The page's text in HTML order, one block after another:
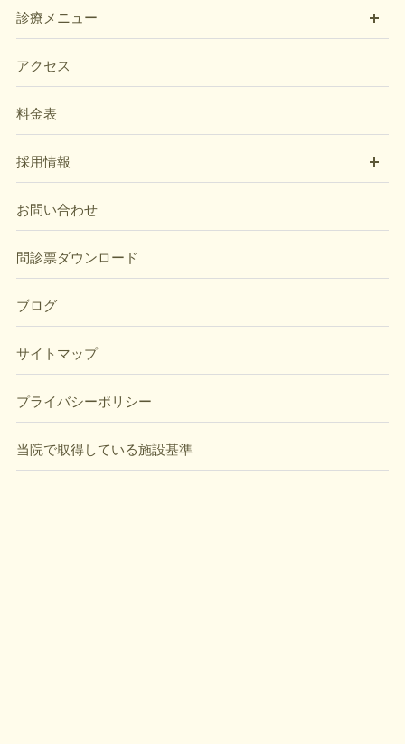
診療メニュー
アクセス
料金表
採用情報
お問い合わせ
問診票ダウンロード
ブログ
サイトマップ
プライバシーポリシー
当院で取得している施設基準